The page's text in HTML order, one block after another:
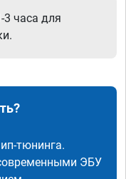
3 часа для
тюнинга.
ЭБУ